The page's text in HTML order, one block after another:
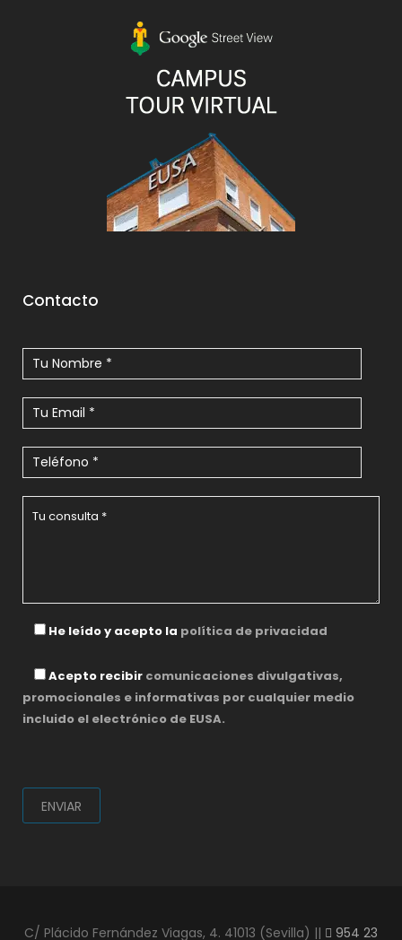
Contacto
He leído y acepto la política de privacidad
Acepto recibir comunicaciones divulgativas,
promocionales e informativas por cualquier medio
incluido el electrónico de EUSA.
r
a
d
C/ Plácido Fernández Viagas, 4. 41013 (Sevilla) || 954 23